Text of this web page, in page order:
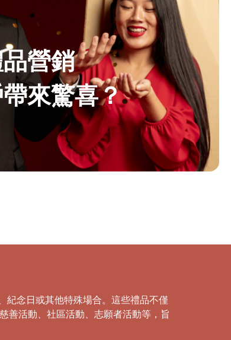
營銷
來驚喜？
紀念日或其他特殊場合。這些禮品不僅
善活動、社區活動、志願者活動等，旨